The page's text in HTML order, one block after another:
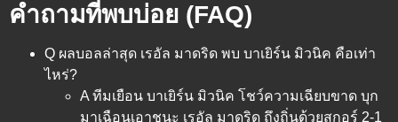
คำถามที่พบบ่อย (FAQ)
Q ผลบอลล่าสุด เรอัล มาดริด พบ บาเยิร์น มิวนิค คือเท่า
ไหร่?
A ทีมเยือน บาเยิร์น มิวนิค โชว์ความเฉียบขาด บุก
มาเฉือนเอาชนะ เรอัล มาดริด ถึงถิ่นด้วยสกอร์ 2-1